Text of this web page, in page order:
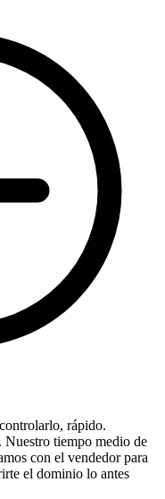
rápido.
Nuestro tiempo medio de
con el vendedor para
el dominio lo antes